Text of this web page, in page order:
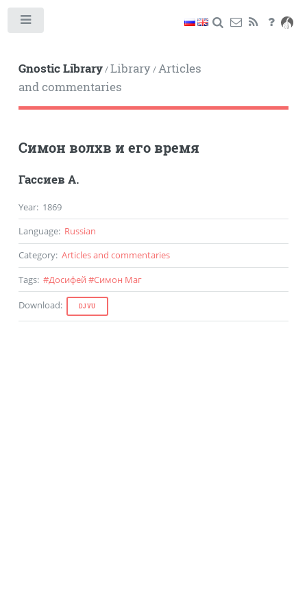
Gnostic Library/Library/Articles
and commentaries
Симон волхв и его время
Гассиев А.
Year: 1869
Language: Russian
Category: Articles and commentaries
Tags: #Досифей #Симон Маг
Download: DJVU